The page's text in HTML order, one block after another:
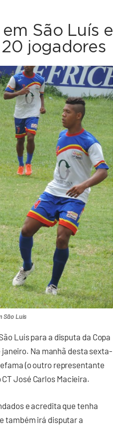
São Luís e
jogadores
São Luís
Luís para a disputa da Copa
Na manhã desta sexta-
(o outro representante
José Carlos Macieira.
e acredita que tenha
também irá disputar a